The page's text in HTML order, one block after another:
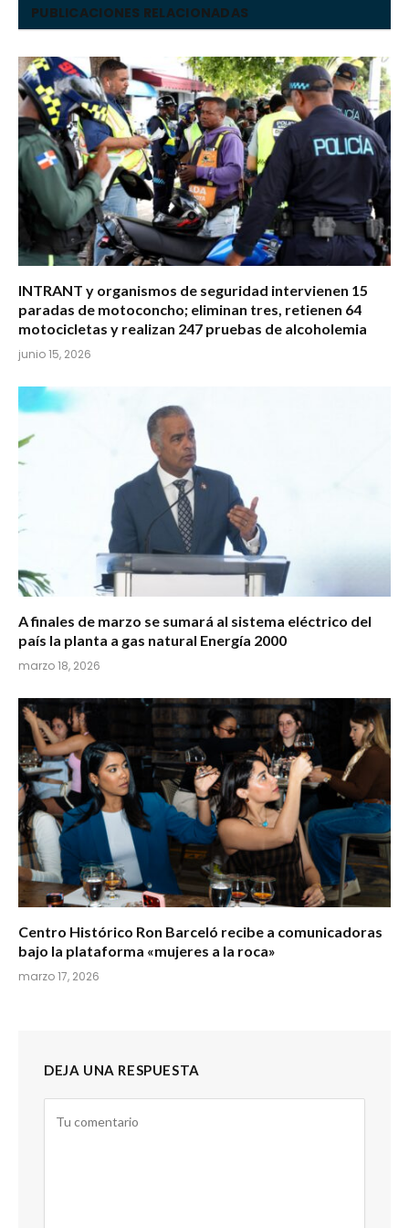
PUBLICACIONES RELACIONADAS
INTRANT y organismos de seguridad intervienen 15
paradas de motoconcho; eliminan tres, retienen 64
motocicletas y realizan 247 pruebas de alcoholemia
junio 15, 2026
A finales de marzo se sumará al sistema eléctrico del
país la planta a gas natural Energía 2000
marzo 18, 2026
Centro Histórico Ron Barceló recibe a comunicadoras
bajo la plataforma «mujeres a la roca»
marzo 17, 2026
DEJA UNA RESPUESTA